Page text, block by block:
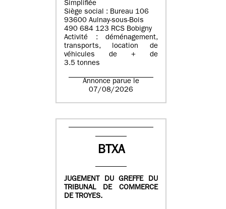
Simplifiée
Siège social : Bureau 106
93600 Aulnay-sous-Bois
490 684 123 RCS Bobigny
Activité : déménagement,
transports, location de
véhicules de + de
3.5 tonnes
Annonce parue le
07/08/2026
BTXA
JUGEMENT DU GREFFE DU
TRIBUNAL DE COMMERCE
DE TROYES.